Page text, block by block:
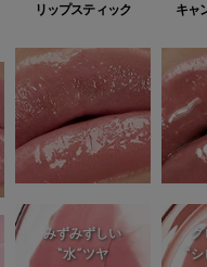
リップスティック
みずみずしい
“水”ツヤ
キャ
“シ